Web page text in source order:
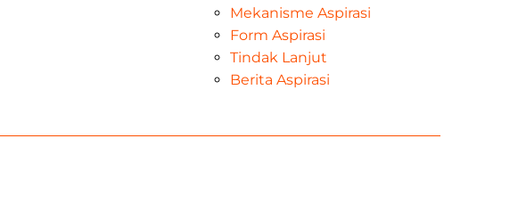
Mekanisme Aspirasi
Form Aspirasi
Tindak Lanjut
Berita Aspirasi